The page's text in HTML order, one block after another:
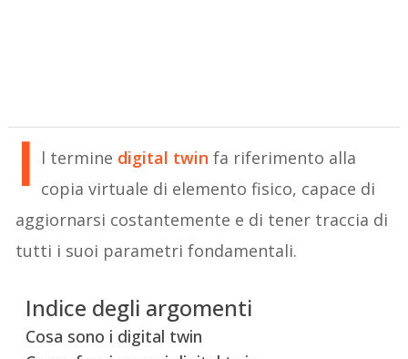
I l termine digital twin fa riferimento alla
copia virtuale di elemento fisico, capace di
aggiornarsi costantemente e di tener traccia di
tutti i suoi parametri fondamentali.
Indice degli argomenti
Cosa sono i digital twin